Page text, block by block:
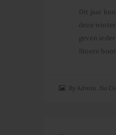
Dit jaar
deze
geven
Stoere
By Admin No